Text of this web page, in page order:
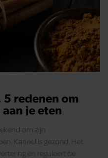
5 redenen om
je eten
om zijn
Kaneel is gezond. Het
en reguleert de